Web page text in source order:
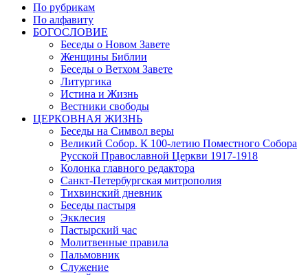
По рубрикам
По алфавиту
БОГОСЛОВИЕ
Беседы о Новом Завете
Женщины Библии
Беседы о Ветхом Завете
Литургика
Истина и Жизнь
Вестники свободы
ЦЕРКОВНАЯ ЖИЗНЬ
Беседы на Символ веры
Великий Собор. К 100-летию Поместного Собора
Русской Православной Церкви 1917-1918
Колонка главного редактора
Санкт-Петербургская митрополия
Тихвинский дневник
Беседы пастыря
Экклесия
Пастырский час
Молитвенные правила
Пальмовник
Служение